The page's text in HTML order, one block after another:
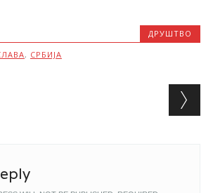
ДРУШТВО
, СРБИЈА